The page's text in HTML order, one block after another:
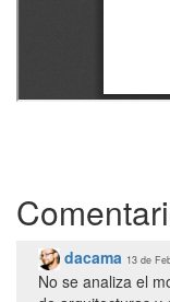
dacama 13 de
No se analiza el